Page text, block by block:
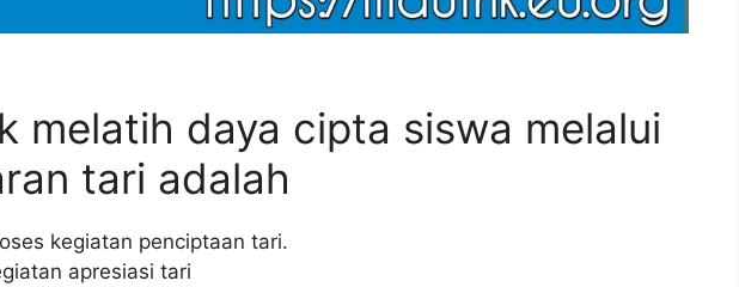
melatih daya cipta siswa melalui
tari adalah
kegiatan penciptaan tari.
apresiasi tari